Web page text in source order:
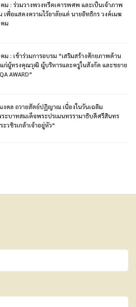
คม : ร่วมวางพวงหรีดเคารพศพ และเป็นเจ้าภาพ
พื่อแสดงความไว้อาลัยแด่ นายอิทธิกร วงค์เมฆ
คม
ม : เข้าร่วมการอบรม “เสริมสร้างศักยภาพด้าน
ผู้ทรงคุณวุฒิ ผู้บริหารและครูในสังกัด และขยาย
AWARD”
คล ถวายสัตย์ปฏิญาณ เนื่องในวันเฉลิม
ะบาทสมเด็จพระปรเมนทรรามาธิบดีศรีสินทร
วชิรเกล้าเจ้าอยู่หัว”